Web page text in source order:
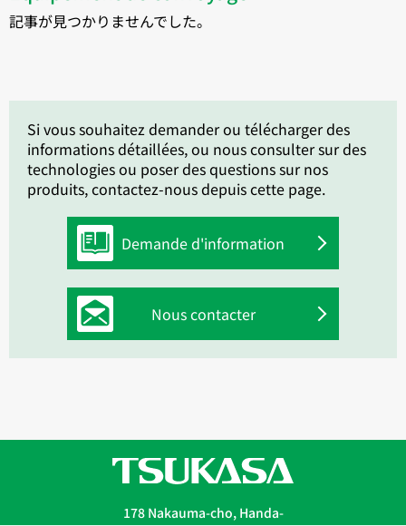
記事が見つかりませんでした。
Si vous souhaitez demander ou télécharger des
informations détaillées, ou nous consulter sur des
technologies ou poser des questions sur nos
produits, contactez-nous depuis cette page.
Demande d'information
Nous contacter
178 Nakauma-cho, Handa-